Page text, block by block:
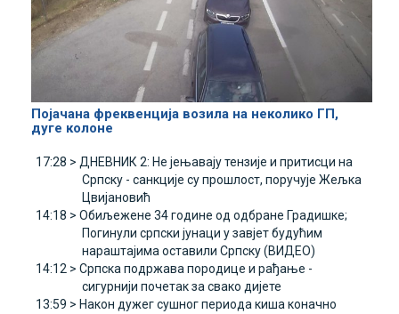
Појачана фреквенција возила на неколико ГП,
дуге колоне
17:28 > ДНЕВНИК 2: Не јењавају тензије и притисци на
Српску - санкције су прошлост, поручује Жељка
Цвијановић
14:18 > Обиљежене 34 године од одбране Градишке;
Погинули српски јунаци у завјет будућим
нараштајима оставили Српску (ВИДЕО)
14:12 > Српска подржава породице и рађање -
сигурнији почетак за свако дијете
13:59 > Након дужег сушног периода киша коначно